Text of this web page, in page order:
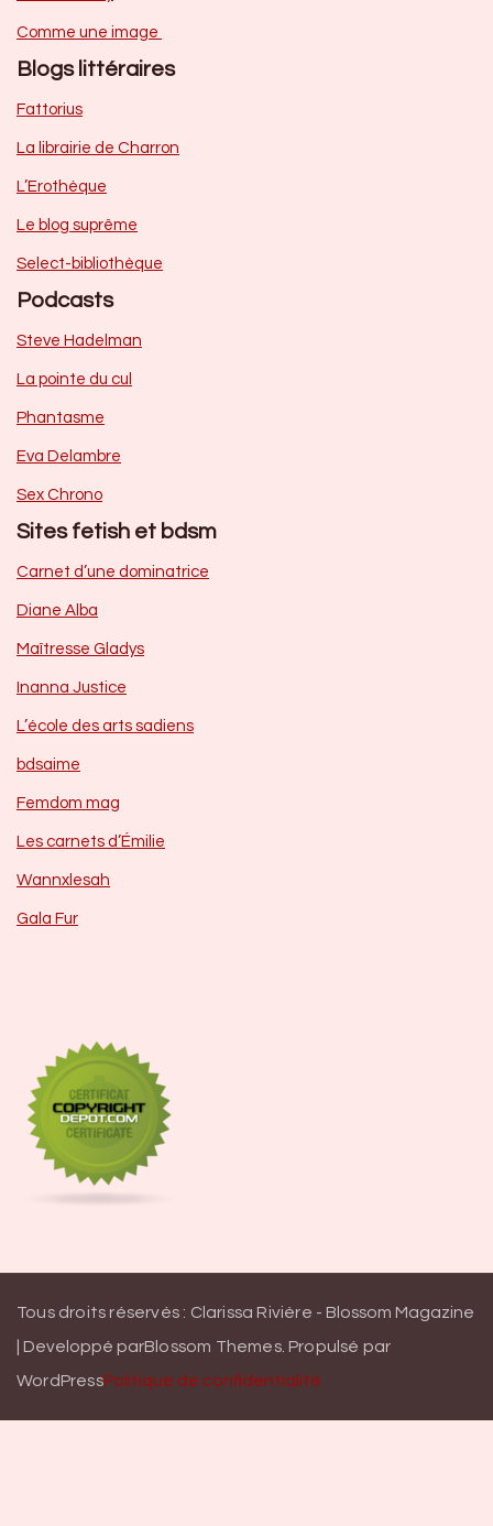
Comme une image
Blogs littéraires
Fattorius
La librairie de Charron
L’Erothèque
Le blog suprême
Select-bibliothèque
Podcasts
Steve Hadelman
La pointe du cul
Phantasme
Eva Delambre
Sex Chrono
Sites fetish et bdsm
Carnet d’une dominatrice
Diane Alba
Maîtresse Gladys
Inanna Justice
L’école des arts sadiens
bdsaime
Femdom mag
Les carnets d’Émilie
Wannxlesah
Gala Fur
Tous droits réservés : Clarissa Rivière - Blossom Magazine
| Developpé parBlossom Themes. Propulsé par
WordPressPolitique de confidentialité